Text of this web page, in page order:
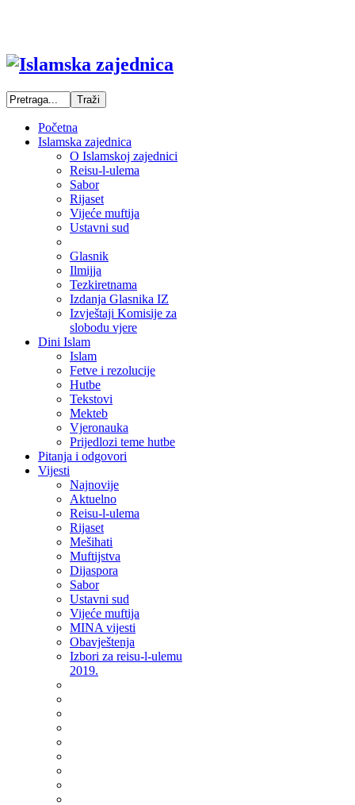
Početna
Islamska zajednica
O Islamskoj zajednici
Reisu-l-ulema
Sabor
Rijaset
Vijeće muftija
Ustavni sud
Glasnik
Ilmijja
Tezkiretnama
Izdanja Glasnika IZ
Izvještaji Komisije za
slobodu vjere
Dini Islam
Islam
Fetve i rezolucije
Hutbe
Tekstovi
Mekteb
Vjeronauka
Prijedlozi teme hutbe
Pitanja i odgovori
Vijesti
Najnovije
Aktuelno
Reisu-l-ulema
Rijaset
Mešihati
Muftijstva
Dijaspora
Sabor
Ustavni sud
Vijeće muftija
MINA vijesti
Obavještenja
Izbori za reisu-l-ulemu
2019.